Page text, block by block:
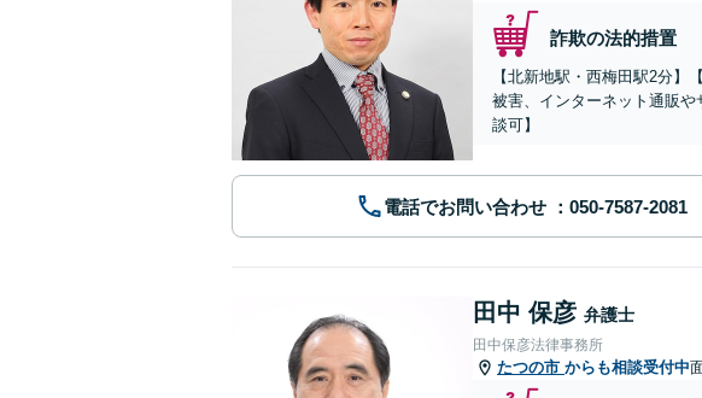
詐欺の法的措置
【北新地駅・西梅田駅2分
被害、インターネット通販
談可】
電話でお問い合わせ
田中 保彦 弁護士
田中保彦法律事務所
たつの市 からも相談受付中